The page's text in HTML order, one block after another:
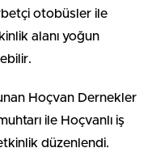
otobüsler ile
alanı yoğun
Hoçvan Dernekler
ile Hoçvanlı iş
düzenlendi.